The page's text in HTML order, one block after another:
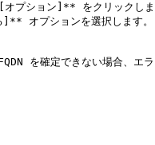
ション]** をクリックしま
オプションを選択します。
を確定できない場合、